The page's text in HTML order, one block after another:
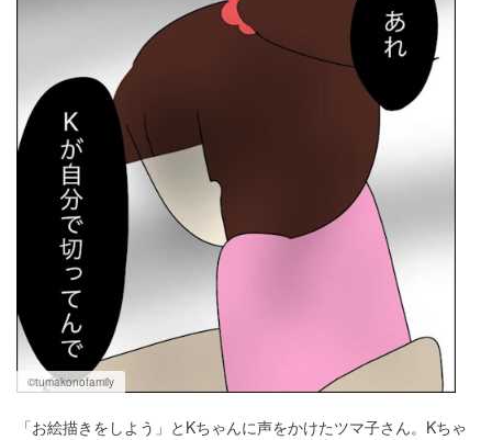
©tumakonofamily
「お絵描きをしよう」とKちゃんに声をかけたツマ子さん。Kちゃ